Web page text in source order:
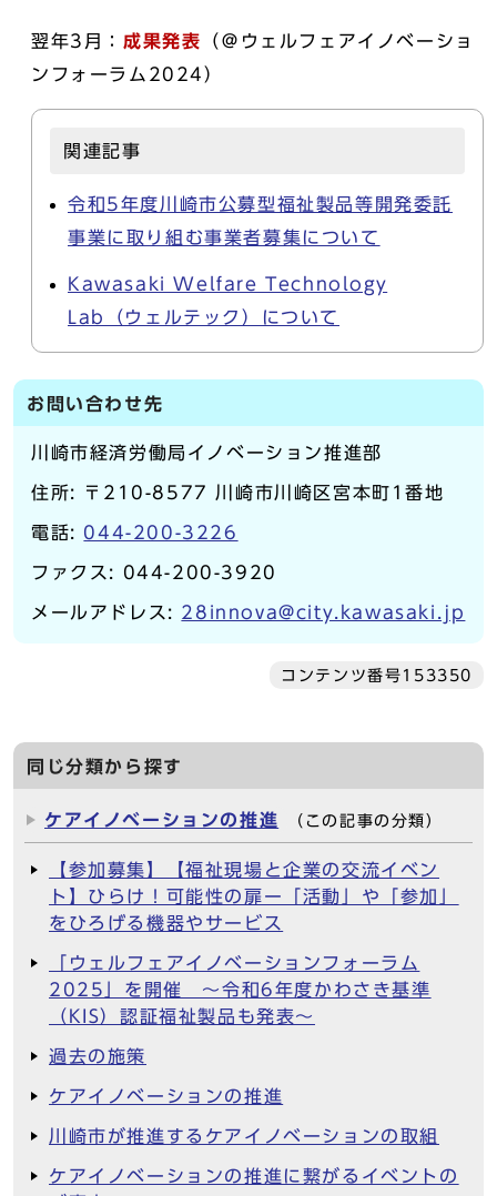
翌年3月： 成果発表 （＠ウェルフェアイノベーショ
ンフォーラム2024）
関連記事
令和5年度川崎市公募型福祉製品等開発委託
事業に取り組む事業者募集について
Kawasaki Welfare Technology
Lab（ウェルテック）について
お問い合わせ先
川崎市経済労働局イノベーション推進部
住所: 〒210-8577 川崎市川崎区宮本町1番地
電話: 044-200-3226
ファクス: 044-200-3920
メールアドレス: 28innova@city.kawasaki.jp
コンテンツ番号153350
同じ分類から探す
ケアイノベーションの推進 （この記事の分類）
【参加募集】【福祉現場と企業の交流イベン
ト】ひらけ！可能性の扉ー「活動」や「参加」
をひろげる機器やサービス
「ウェルフェアイノベーションフォーラム
2025」を開催 ～令和6年度かわさき基準
（KIS）認証福祉製品も発表～
過去の施策
ケアイノベーションの推進
川崎市が推進するケアイノベーションの取組
ケアイノベーションの推進に繋がるイベントの